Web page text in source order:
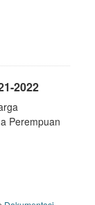
2022
Perempuan